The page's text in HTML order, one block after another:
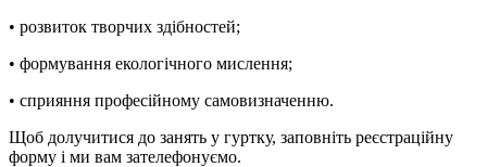
• розвиток творчих здібностей;
• формування екологічного мислення;
• сприяння професійному самовизначенню.
Щоб долучитися до занять у гуртку, заповніть реєстраційну
форму і ми вам зателефонуємо.